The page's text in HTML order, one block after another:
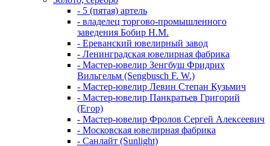
- 5 (пятая) артель
- владелец торгово-промышленного
заведения Бобир Н.М.
- Ереванский ювелирный завод
- Ленинградская ювелирная фабрика
- Мастер-ювелир Зенгбуш Фридрих
Вильгельм (Sengbusch F. W.)
- Мастер-ювелир Левин Степан Кузьмич
- Мастер-ювелир Панкратьев Григорий
(Егор)
- Мастер-ювелир Фролов Сергей Алексеевич
- Московская ювелирная фабрика
- Санлайт (Sunlight)